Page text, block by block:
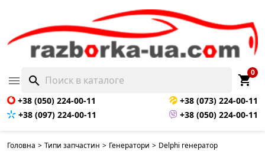
 search shopping_cart
0
+38 (050) 224-00-11
+38 (073) 224-00-11
+38 (097) 224-00-11
+38 (050) 224-00-11
Головна > Типи запчастин > Генератори > Delphi генератор